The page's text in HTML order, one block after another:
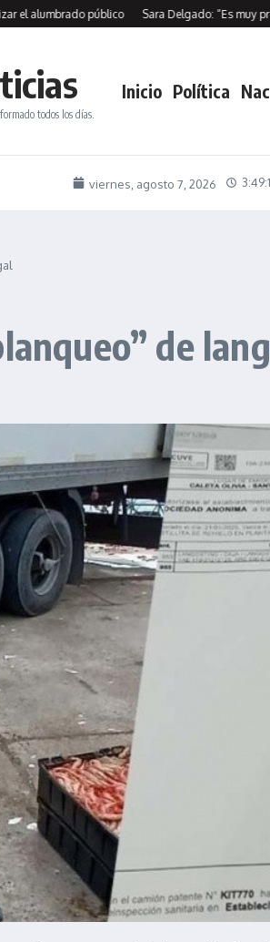
público Sara Delgado: “Es muy
todos los días.
Inicio Política
viernes, agosto 7, 2026
de